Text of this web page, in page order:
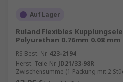
Auf Lager
Ruland Flexibles
Polyurethan 0.76mm 0.08 mm
RS Best.-Nr. 423-2194
Herst. Teile-Nr. JD21/33-98R
Zwischensumme (1 Packung mit 2